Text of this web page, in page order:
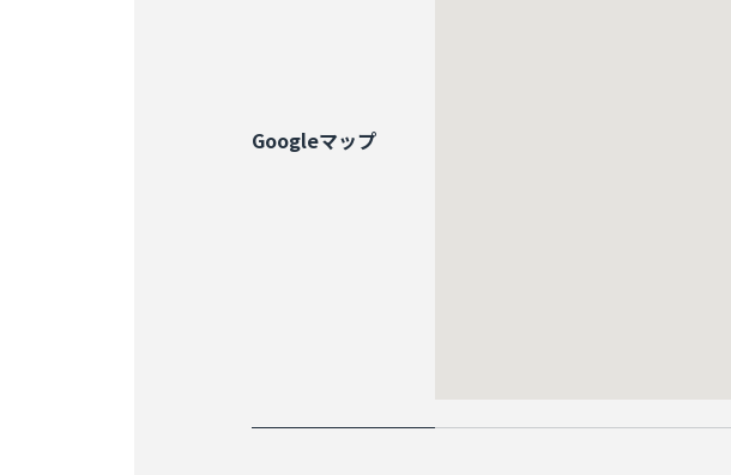
Googleマップ